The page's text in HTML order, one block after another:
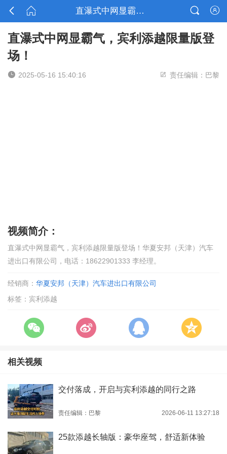
  直瀑式中网显霸气，宾利添越限量版登场！ 

直瀑式中网显霸气，宾利添越限量版登
场！
 2025-05-16 15:40:16  责任编辑：巴黎
视频简介：
直瀑式中网显霸气，宾利添越限量版登场！华夏安邦（天津）汽车
进出口有限公司，电话：18622901333 李经理。
经销商： 华夏安邦（天津）汽车进出口有限公司
标签：宾利添越
相关视频
交付落成，开启与宾利添越的同行之路
责任编辑：巴黎 2026-06-11 13:27:18
25款添越长轴版：豪华座驾，舒适新体验